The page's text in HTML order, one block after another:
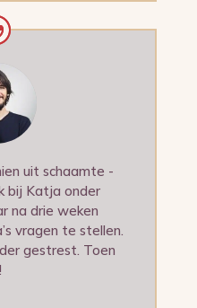
uit schaamte -
bij Katja onder
na drie weken
vragen te stellen.
gestrest. Toen